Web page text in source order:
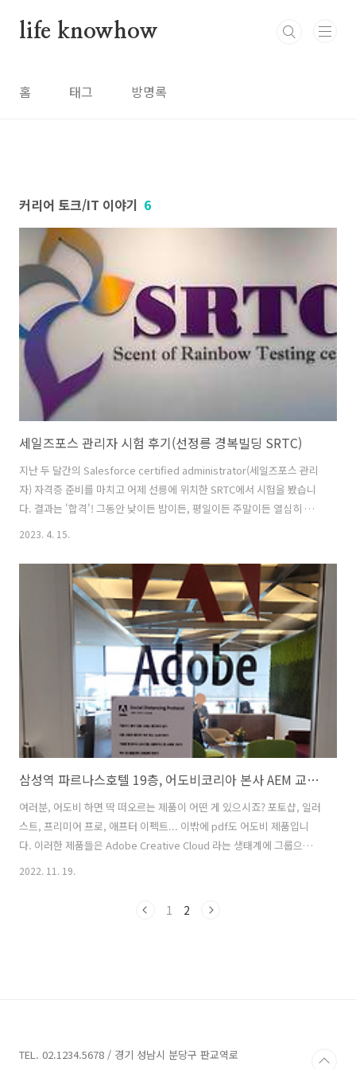
life knowhow
홈 태그 방명록
커리어 토크/IT 이야기 6
세일즈포스 관리자 시험 후기(선정릉 경복빌딩 SRTC)
지난 두 달간의 Salesforce certified administrator(세일즈포스 관리
자) 자격증 준비를 마치고 어제 선릉에 위치한 SRTC에서 시험을 봤습니
다. 결과는 '합격'! 그동안 낮이든 밤이든, 평일이든 주말이든 열심히 공
부했는데요. 모니터에서 'PASS'를 확인하는 순간 눈물이 날 정도로 반가
데요. 곧이어 개인 이메일로 항목별 점수결과 및 자격증이 전달됩니다.
외국계 솔루션 자격증 공부를 처음 해봤기 때문에 많이 생소했었는데, 시
험을 치르자마자 결과가 나오니까 뭔가 허탈하기도 하고 그렇습니다. 그
래도 결과를 바로 확인할 수 있어서 좋았습니다. 세일즈포스 자격증 관련
정보가 많지 않은 것 같은데요. 이 글이 어느 정도는 길..
2023. 4. 15.
삼성역 파르나스호텔 19층, 어도비코리아 본사 AEM 교육 참석
여러분, 어도비 하면 딱 떠오르는 제품이 어떤 게 있으시죠? 포토샵, 일러
스트, 프리미어 프로, 애프터 이펙트... 이밖에 pdf도 어도비 제품입니
다. 이러한 제품들은 Adobe Creative Cloud 라는 생태계에 그룹으로
묶여 있는데요. 이 크리에이티브 클라우드가 일선에서 제작하는 자산들
Experience Cloud입니다. 주로 기업에서 사용하는 솔루션인데요. 제가
2022. 11. 19.
1 2
TEL. 02.1234.5678 / 경기 성남시 분당구 판교역로